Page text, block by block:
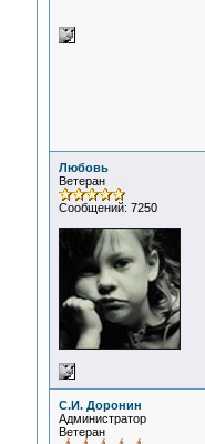
Любовь
Ветеран
Сообщений: 7250
С.И. Доронин
Администратор
Ветеран